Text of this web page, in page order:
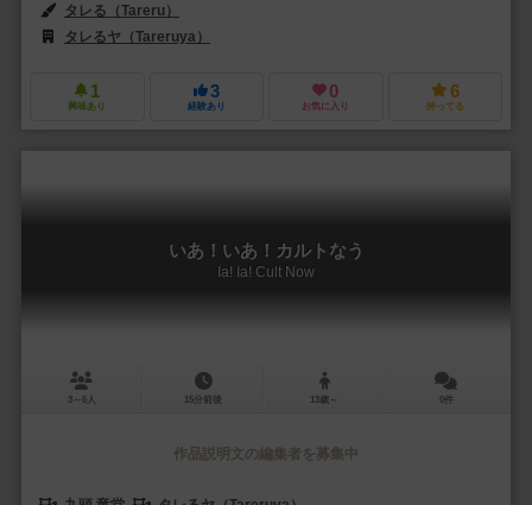
タレる（Tareru）
タレるヤ（Tareruya）
1
興味あり
3
経験あり
0
お気に入り
6
持ってる
いあ！いあ！カルトなう
Ia! Ia! Cult Now
3～6人 15分前後 13歳～ 0件
作品説明文の編集者を募集中